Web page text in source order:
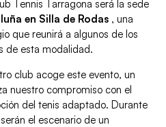
Tennis Tarragona será la sede
en Silla de Rodas , una
que reunirá a algunos de los
de esta modalidad.
club acoge este evento, un
nuestro compromiso con el
del tenis adaptado. Durante
el escenario de un